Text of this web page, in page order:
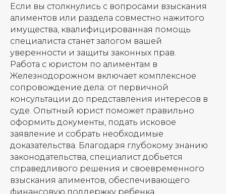
Если вы столкнулись с вопросами взыскания
алиментов или раздела совместно нажитого
имущества, квалифицированная помощь
специалиста станет залогом вашей
уверенности и защиты законных прав.
Работа с юристом по алиментам в
Железнодорожном включает комплексное
сопровождение дела: от первичной
консультации до представления интересов в
суде. Опытный юрист поможет правильно
оформить документы, подать исковое
заявление и собрать необходимые
доказательства. Благодаря глубокому знанию
законодательства, специалист добьется
справедливого решения и своевременного
взыскания алиментов, обеспечивающего
финансовую поддержку ребенка.